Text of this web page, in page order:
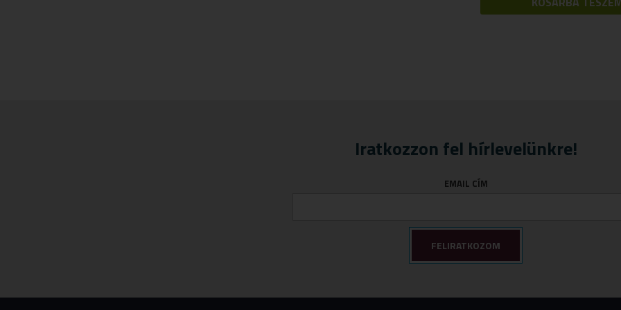
Iratkozzon fel hírlevelünkre!
EMAIL CÍM